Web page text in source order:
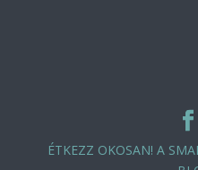
ÉTKEZZ OKOSAN! A